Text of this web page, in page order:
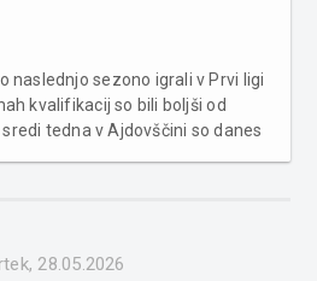
naslednjo sezono igrali v Prvi ligi
kvalifikacij so bili boljši od
tedna v Ajdovščini so danes
28.05.2026